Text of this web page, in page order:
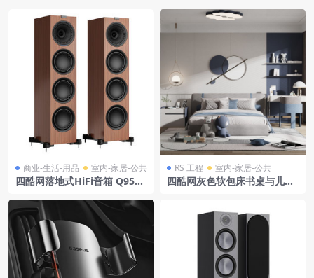
商业-生活-用品 室内-家居-公共
四酷网落地式HiFi音箱 Q950
RS 工程 室内-家居-公共
四酷网灰色软包床书桌与儿童